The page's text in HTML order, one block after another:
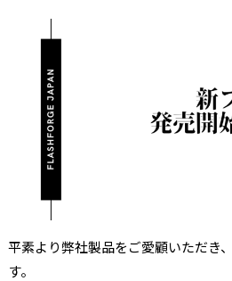
平素より弊社製品をご愛顧いただき
す。